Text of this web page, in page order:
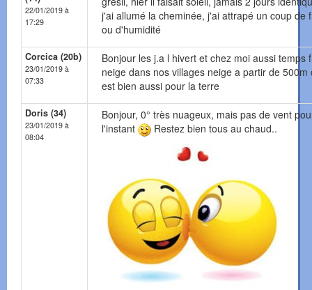
22/01/2019 à
17:29
j'ai allumé la cheminée, j'ai attrapé un coup de
ou d'humidité
Corcica (20b)
23/01/2019 à
07:33
Bonjour les j.a l hivert et chez moi aussi temps
neige dans nos villages neige a partir de 500m
est bien aussi pour la terre
Doris (34)
23/01/2019 à
08:04
Bonjour, 0° très nuageux, mais pas de vent
l'instant
Restez bien tous au chaud..